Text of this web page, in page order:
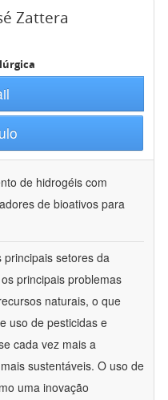
Zattera
de hidrogéis com
de bioativos para
setores da
principais problemas
naturais, o que
uso de pesticidas e
cada vez mais a
sustentáveis. O uso de
uma inovação